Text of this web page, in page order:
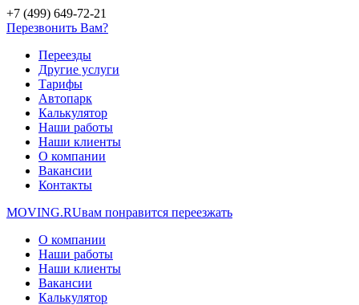
+7 (499) 649-72-21
Перезвонить Вам?
Переезды
Другие услуги
Тарифы
Автопарк
Калькулятор
Наши работы
Наши клиенты
О компании
Вакансии
Контакты
MOVING.RUвам понравится переезжать
О компании
Наши работы
Наши клиенты
Вакансии
Калькулятор